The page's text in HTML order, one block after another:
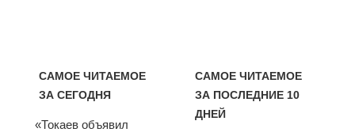
САМОЕ ЧИТАЕМОЕ
ЗА СЕГОДНЯ
«Токаев объявил
САМОЕ ЧИТАЕМОЕ
ЗА ПОСЛЕДНИЕ 10
ДНЕЙ